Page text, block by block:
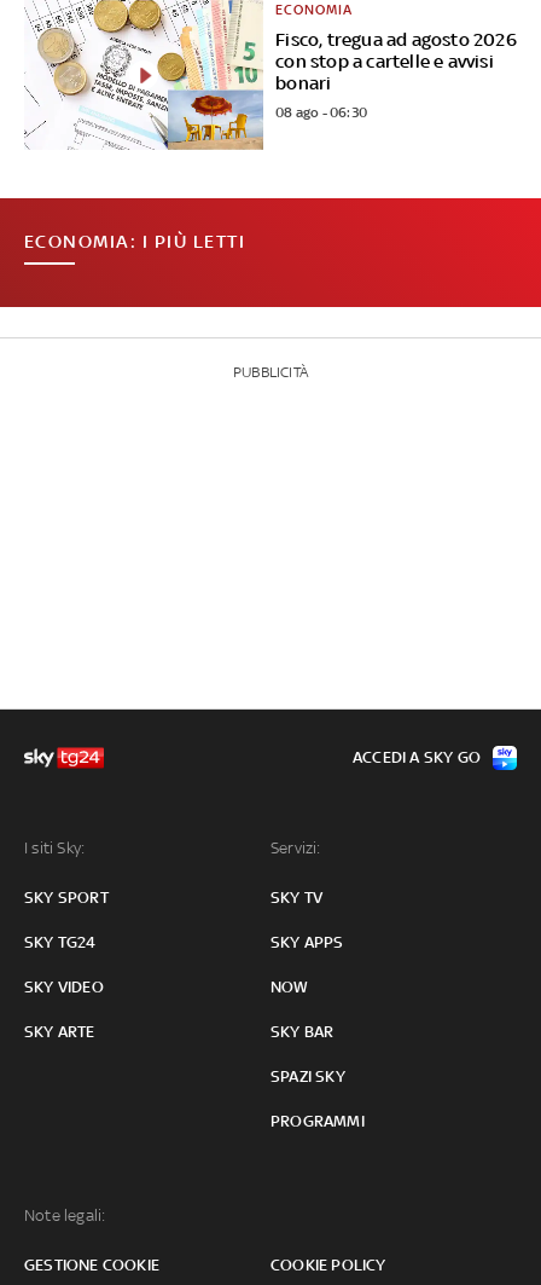
Fisco, tregua ad agosto 2026
con stop a cartelle e avvisi
bonari
ECONOMIA
08 ago - 06:30
ECONOMIA: I PIÙ LETTI
PUBBLICITÀ
I siti Sky:
SKY SPORT
SKY TG24
SKY VIDEO
SKY ARTE
Servizi:
SKY TV
SKY APPS
NOW
SKY BAR
SPAZI SKY
PROGRAMMI
Note legali:
GESTIONE COOKIE COOKIE POLICY
ACCEDI A SKY GO